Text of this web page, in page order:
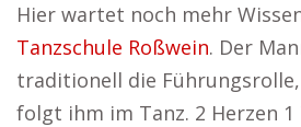
Hier wartet noch mehr
Tanzschule Roßwein. Der
traditionell die
folgt ihm im Tanz. 2 Herzen 1